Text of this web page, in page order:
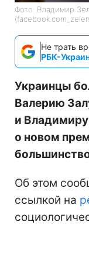
Фото: Владимир
Не трать
РБК-
Украинцы
Валерию
и
о новом
Об этом
ссылкой на